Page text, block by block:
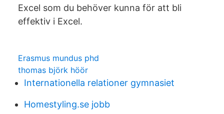
Excel som du behöver kunna för att bli
effektiv i Excel.
Erasmus mundus phd
thomas björk höör
Internationella relationer gymnasiet
Homestyling.se jobb